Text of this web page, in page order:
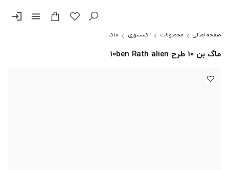
menu
login
صفحه اصلی محصولات اکسسوری ماگ
ماگ بن 10 طرح 10ben Rath alien